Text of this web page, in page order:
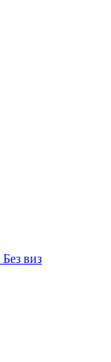
Без виз